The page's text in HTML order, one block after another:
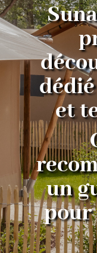
et
un
pour